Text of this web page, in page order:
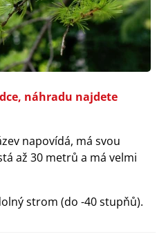
náhradu najdete
napovídá, má svou
až 30 metrů a má velmi
strom (do -40 stupňů).